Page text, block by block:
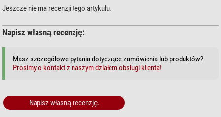
Jeszcze nie ma recenzji tego artykułu.
Napisz własną recenzję:
Masz szczegółowe pytania dotyczące zamówienia lub produktów?
Prosimy o kontakt z naszym działem obsługi klienta!
Napisz własną recenzję.